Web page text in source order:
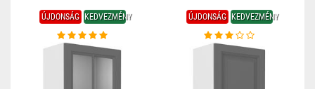
ÚJDONSÁG KEDVEZMÉNY ÚJDONSÁG KEDVEZMÉNY